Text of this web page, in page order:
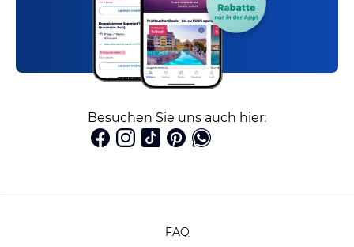
Besuchen Sie uns auch hier:
FAQ